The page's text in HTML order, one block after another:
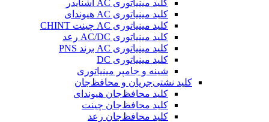
کلید مینیاتوری AC اشنایدر
کلید مینیاتوری AC هیوندای
کلید مینیاتوری AC چینت CHINT
کلید مینیاتوری AC/DC رعد
کلید مینیاتوری AC برند PNS
کلید مینیاتوری DC
شینه و جامپر مینیاتوری
کلید نشتی‌جریان و محافظ‌جان
کلید محافظ‌جان هیوندای
کلید محافظ‌جان چینت
کلید محافظ‌جان رعد